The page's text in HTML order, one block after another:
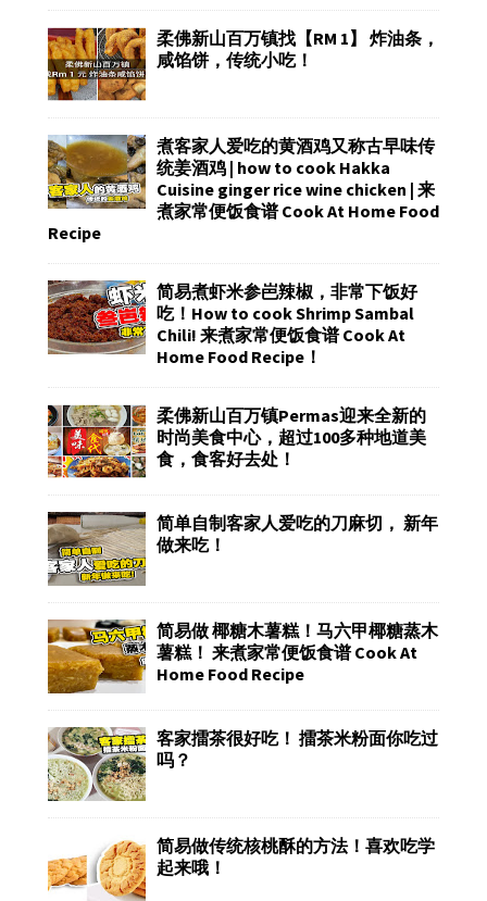
柔佛新山百万镇找【RM 1】 炸油条，
咸馅饼，传统小吃！
煮客家人爱吃的黄酒鸡又称古早味传
统姜酒鸡 | how to cook Hakka
Cuisine ginger rice wine chicken | 来
煮家常便饭食谱 Cook At Home Food
Recipe
简易煮虾米参岜辣椒，非常下饭好
吃！How to cook Shrimp Sambal
Chili! 来煮家常便饭食谱 Cook At
Home Food Recipe！
柔佛新山百万镇Permas迎来全新的
时尚美食中心，超过100多种地道美
食，食客好去处！
简单自制客家人爱吃的刀麻切， 新年
做来吃！
简易做 椰糖木薯糕！马六甲椰糖蒸木
薯糕！ 来煮家常便饭食谱 Cook At
Home Food Recipe
客家擂茶很好吃！ 擂茶米粉面你吃过
吗？
简易做传统核桃酥的方法！喜欢吃学
起来哦！